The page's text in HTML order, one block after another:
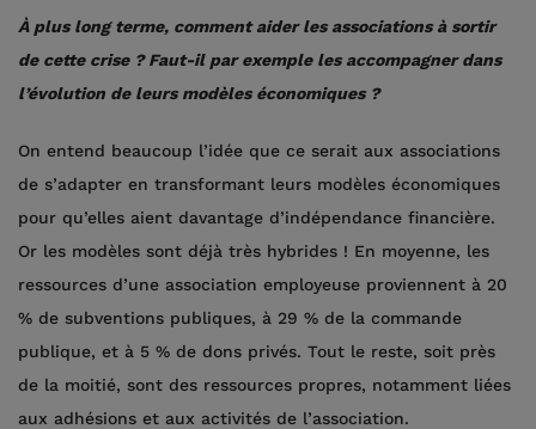
À plus long terme, comment aider les associations à sortir
de cette crise ? Faut-il par exemple les accompagner dans
l’évolution de leurs modèles économiques ?
On entend beaucoup l’idée que ce serait aux associations
de s’adapter en transformant leurs modèles économiques
pour qu’elles aient davantage d’indépendance financière.
Or les modèles sont déjà très hybrides ! En moyenne, les
ressources d’une association employeuse proviennent à 20
% de subventions publiques, à 29 % de la commande
publique, et à 5 % de dons privés. Tout le reste, soit près
de la moitié, sont des ressources propres, notamment liées
aux adhésions et aux activités de l’association.